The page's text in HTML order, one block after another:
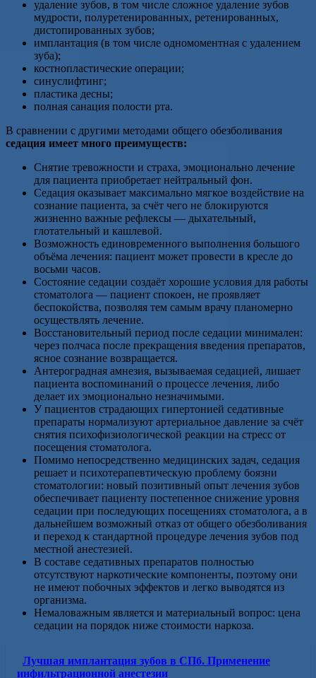
удаление зубов, в том числе сложное удаление зубов
мудрости, полуретенированных, ретенированных,
дистопированных зубов;
имплантация (в том числе одномоментная с удалением
зуба);
костнопластические операции;
синуслифтинг;
пластика десны;
полная санация полости рта.
В сравнении с другими методами общего обезболивания
седация имеет много преимуществ:
Снятие тревожности и страха, эмоционально лечение
для пациента приобретает нейтральный фон.
Седация оказывает максимально мягкое воздействие на
сознание пациента, за счёт чего не блокируются
жизненно важные рефлексы — дыхательный,
глотательный и кашлевой.
Возможность единовременного выполнения большого
объёма лечения: пациент может провести в кресле до
восьми часов.
Состояние седации создаёт хорошие условия для работы
стоматолога — пациент спокоен, не проявляет
беспокойства, позволяя тем самым врачу планомерно
осуществлять лечение.
Восстановительный период после седации минимален:
через полчаса после прекращения введения препаратов,
ясное сознание возвращается.
Антероградная амнезия, вызываемая седацией, лишает
пациента воспоминаний о процессе лечения, либо
делает их эмоционально незначимыми.
У пациентов страдающих гипертонией седативные
препараты нормализуют артериальное давление за счёт
снятия психофизиологической реакции на стресс от
посещения стоматолога.
Помимо непосредственно медицинских задач, седация
решает и психотерапевтическую проблему боязни
стоматологии: новый позитивный опыт лечения зубов
обеспечивает пациенту постепенное снижение уровня
седации при последующих посещениях стоматолога, а в
дальнейшем возможный отказ от общего обезболивания
и переход к стандартной процедуре лечения зубов под
местной анестезией.
В составе седативных препаратов полностью
отсутствуют наркотические компоненты, поэтому они
не имеют побочных эффектов и легко выводятся из
организма.
Немаловажным является и материальный вопрос: цена
седации на порядок ниже стоимости наркоза.
Лучшая имплантация зубов в СПб. Применение
инфильтрационной анестезии